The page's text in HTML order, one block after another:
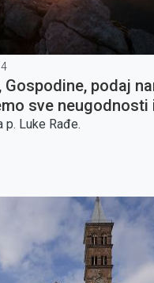
Gospodine, podaj
sve neugodnosti
p. Luke Rađe.